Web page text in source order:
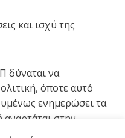
και ισχύ της
δύναται να
όποτε αυτό
ενημερώσει τα
στην
Αποφοίτων του